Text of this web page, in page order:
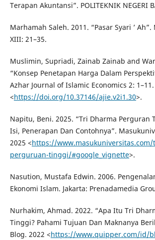
Terapan Akuntansi”. POLITEKNIK NEGERI
Marhamah Saleh. 2011. “Pasar Syari ’
XIII: 21–35.
Muslimin, Supriadi, Zainab Zainab and
“Konsep Penetapan Harga Dalam
Azhar Journal of Islamic Economics 2: 1–11.
<https://doi.org/10.37146/ajie.v2i1.30>.
Napitu, Beni. 2025. “Tri Dharma Perguran
Isi, Penerapan Dan Contohnya”.
2025 <https://
perguruan-tinggi/#google_vignette>.
Nasution, Mustafa Edwin. 2006.
Ekonomi Islam. Jakarta: Prenadamedia
Nurhakim, Ahmad. 2022. “Apa Itu Tri
Tinggi? Pahami Tujuan Dan Maknanya
Blog. 2022 <https://www.quipper.com/id/